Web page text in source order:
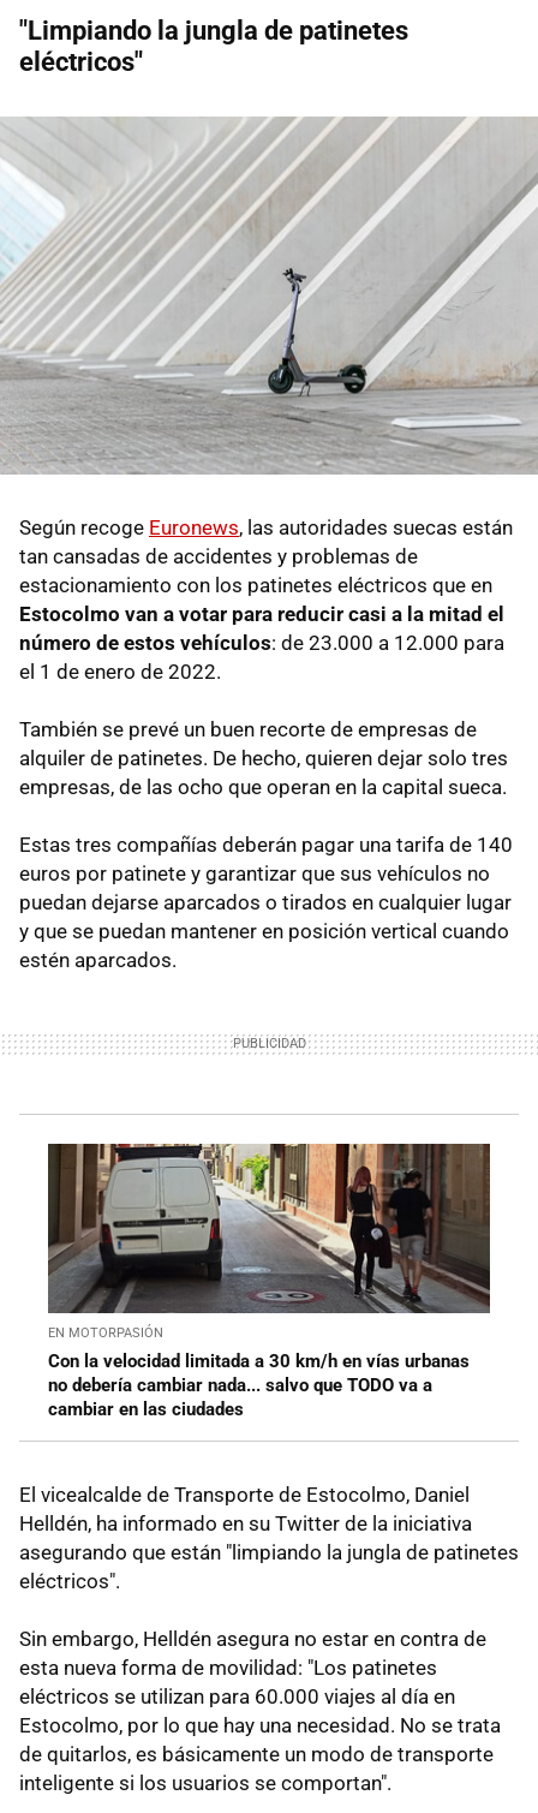
"Limpiando la jungla de patinetes
eléctricos"
Según recoge Euronews, las autoridades suecas están
tan cansadas de accidentes y problemas de
estacionamiento con los patinetes eléctricos que en
Estocolmo van a votar para reducir casi a la mitad el
número de estos vehículos: de 23.000 a 12.000 para
el 1 de enero de 2022.
También se prevé un buen recorte de empresas de
alquiler de patinetes. De hecho, quieren dejar solo tres
empresas, de las ocho que operan en la capital sueca.
Estas tres compañías deberán pagar una tarifa de 140
euros por patinete y garantizar que sus vehículos no
puedan dejarse aparcados o tirados en cualquier lugar
y que se puedan mantener en posición vertical cuando
estén aparcados.
EN MOTORPASIÓN
Con la velocidad limitada a 30 km/h en vías urbanas
no debería cambiar nada... salvo que TODO va a
cambiar en las ciudades
El vicealcalde de Transporte de Estocolmo, Daniel
Helldén, ha informado en su Twitter de la iniciativa
asegurando que están "limpiando la jungla de patinetes
eléctricos".
Sin embargo, Helldén asegura no estar en contra de
esta nueva forma de movilidad: "Los patinetes
eléctricos se utilizan para 60.000 viajes al día en
Estocolmo, por lo que hay una necesidad. No se trata
de quitarlos, es básicamente un modo de transporte
inteligente si los usuarios se comportan".